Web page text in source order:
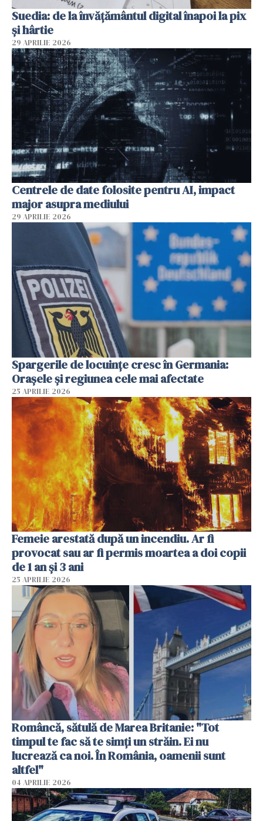
Suedia: de la învățământul digital înapoi la pix
și hârtie
29 APRILIE 2026
Centrele de date folosite pentru AI, impact
major asupra mediului
29 APRILIE 2026
Spargerile de locuințe cresc în Germania:
Orașele și regiunea cele mai afectate
25 APRILIE 2026
Femeie arestată după un incendiu. Ar fi
provocat sau ar fi permis moartea a doi copii
de 1 an și 3 ani
25 APRILIE 2026
Româncă, sătulă de Marea Britanie: "Tot
timpul te fac să te simți un străin. Ei nu
lucrează ca noi. În România, oamenii sunt
altfel"
04 APRILIE 2026